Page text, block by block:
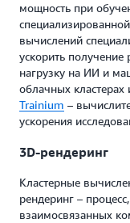
мощность при
вычислений
ускорить
нагрузку на ИИ и
облачных кластерах
Trainium –
ускорения
3D‑рендеринг
Кластерные
рендеринг –
взаимосвязанных